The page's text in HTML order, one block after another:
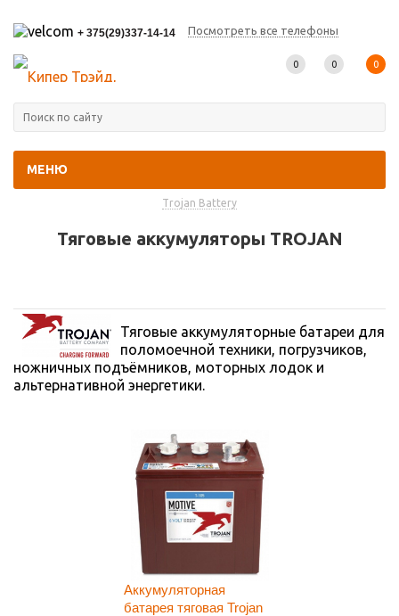
+ 375(29)337-14-14 Посмотреть все телефоны
МЕНЮ
0 0 0
Trojan Battery
Тяговые аккумуляторы TROJAN
Тяговые аккумуляторные батареи для
поломоечной техники, погрузчиков,
ножничных подъёмников, моторных лодок и
альтернативной энергетики.
Аккумуляторная
батарея тяговая Trojan